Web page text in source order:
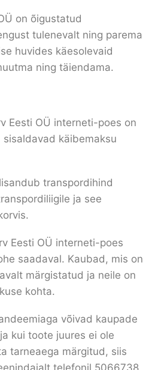
on õigustatud
tulenevalt ning parema
huvides käesolevaid
ning täiendama.
Eesti OÜ interneti-poes on
käibemaksu
transpordihind
ja see
Eesti OÜ interneti-poes
saadaval. Kaubad, mis on
märgistatud ja neile on
kohta.
võivad kaupade
kui toote juures ei ole
tarneaega märgitud, siis
telefonil 5066738